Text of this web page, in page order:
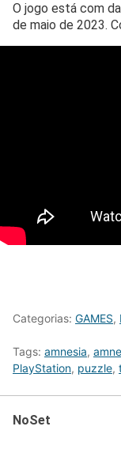
O jogo está com
de maio de 2023.
Categorias: GAMES,
Tags: amnesia,
PlayStation, puzzle,
NoSet